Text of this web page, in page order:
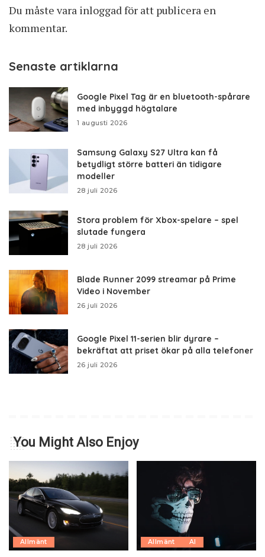
Du måste vara inloggad för att publicera en
kommentar.
Senaste artiklarna
Google Pixel Tag är en bluetooth-spårare
med inbyggd högtalare
1 augusti 2026
Samsung Galaxy S27 Ultra kan få
betydligt större batteri än tidigare
modeller
28 juli 2026
Stora problem för Xbox-spelare – spel
slutade fungera
28 juli 2026
Blade Runner 2099 streamar på Prime
Video i November
26 juli 2026
Google Pixel 11-serien blir dyrare –
bekräftat att priset ökar på alla telefoner
26 juli 2026
You Might Also Enjoy
Allmänt Allmänt AI